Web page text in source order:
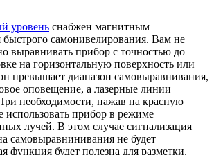
уровень снабжен магнитным
быстрого самонивелирования. Вам не
выравнивать прибор с точностью до
на горизонтальную поверхность или
превышает диапазон самовыравнивания,
оповещение, а лазерные линии
необходимости, нажав на красную
использовать прибор в режиме
лучей. В этом случае сигнализация
самовыравнинивания не будет
функция будет полезна для разметки,